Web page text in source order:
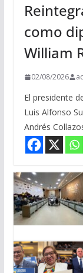
como
William
02/08/2026
El presidente
Luis Alfonso
Andrés